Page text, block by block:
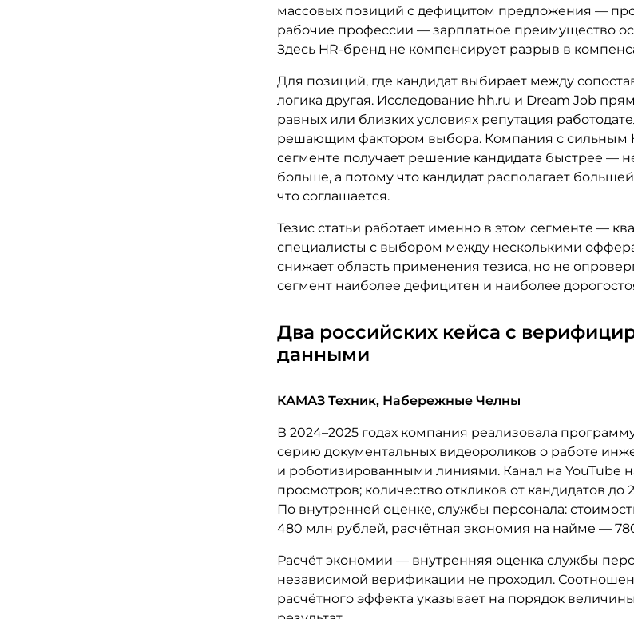
массовых позиций с дефицитом предложения —
рабочие профессии — зарплатное преимущество
Здесь HR-бренд не компенсирует разрыв в
Для позиций, где кандидат выбирает между
логика другая. Исследование hh.ru и Dream Job
равных или близких условиях репутация
решающим фактором выбора. Компания с сильным
сегменте получает решение кандидата быстрее —
больше, а потому что кандидат располагает
что соглашается.
Тезис статьи работает именно в этом сегменте —
специалисты с выбором между несколькими
снижает область применения тезиса, но не
сегмент наиболее дефицитен и наиболее
Два российских кейса с
данными
КАМАЗ Техник, Набережные Челны
В 2024–2025 годах компания реализовала
серию документальных видеороликов о работе
и роботизированными линиями. Канал на YouTube
просмотров; количество откликов от кандидатов до
По внутренней оценке, службы персонала:
480 млн рублей, расчётная экономия на найме —
Расчёт экономии — внутренняя оценка службы
независимой верификации не проходил.
расчётного эффекта указывает на порядок